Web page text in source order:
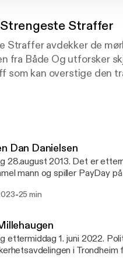
Straffer
Straffer avdekker de
fra Både Og utforsker
som kan overstige den
sin dyptgående
av dramatisk
men også de
straff og
entusiaster og alle
ytterste grenser.
Dan Danielsen
28.august 2013. Det er
mann og spiller PayDay
Kilder: https://www.vg.no/nyheter/innenriks/i/1ExyX/aalesund-
som-et-rovmord
www.aftenposten.no/
nyheter/
du-ikke-faa-oedelegge-steven https://www.tv2.no/
-25 min
ettermiddag 1. juni 2022.
i